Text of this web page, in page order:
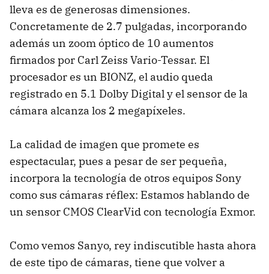
lleva es de generosas dimensiones.
Concretamente de 2.7 pulgadas, incorporando
además un zoom óptico de 10 aumentos
firmados por Carl Zeiss Vario-Tessar. El
procesador es un BIONZ, el audio queda
registrado en 5.1 Dolby Digital y el sensor de la
cámara alcanza los 2 megapíxeles.
La calidad de imagen que promete es
espectacular, pues a pesar de ser pequeña,
incorpora la tecnología de otros equipos Sony
como sus cámaras réflex: Estamos hablando de
un sensor CMOS ClearVid con tecnología Exmor.
Como vemos Sanyo, rey indiscutible hasta ahora
de este tipo de cámaras, tiene que volver a